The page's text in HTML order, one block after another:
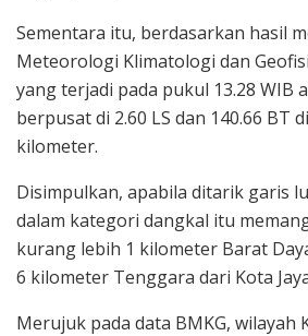
Sementara itu, berdasarkan hasil
Meteorologi Klimatologi dan
yang terjadi pada pukul 13.28 WIB
berpusat di 2.60 LS dan 140.66 BT
kilometer.
Disimpulkan, apabila ditarik garis
dalam kategori dangkal itu
kurang lebih 1 kilometer Barat
6 kilometer Tenggara dari Kota
Merujuk pada data BMKG, wilayah